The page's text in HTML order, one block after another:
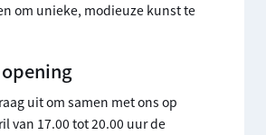
om unieke, modieuze kunst te
uit om samen met ons op
van 17.00 tot 20.00 uur de